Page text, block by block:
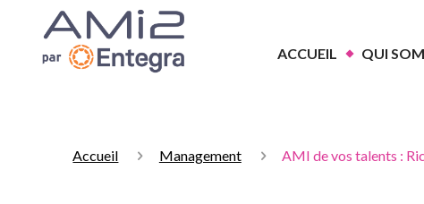
ACCUEIL QUI
Accueil Management AMI de vos talents :